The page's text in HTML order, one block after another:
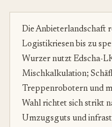
Die Anbieterlandschaft
Logistikriesen bis zu
Wurzer nutzt Edscha-
Mischkalkulation;
Treppenrobotern und
Wahl richtet sich strikt
Umzugsguts und